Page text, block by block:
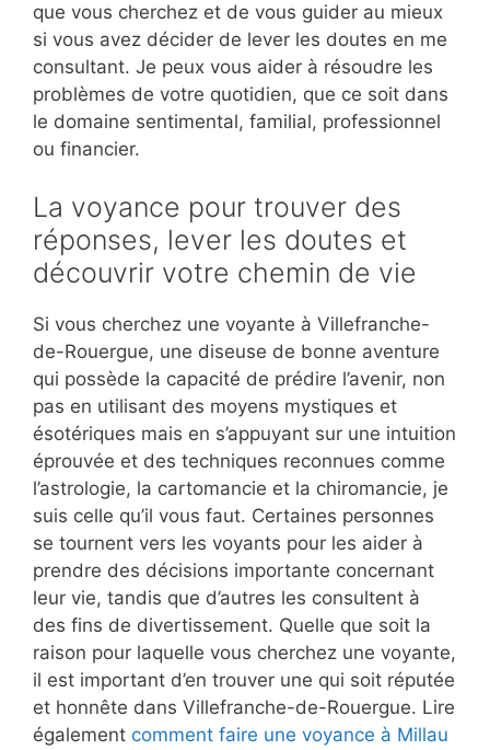
que vous cherchez et de vous guider au mieux
si vous avez décider de lever les doutes en me
consultant. Je peux vous aider à résoudre les
problèmes de votre quotidien, que ce soit dans
le domaine sentimental, familial, professionnel
ou financier.
La voyance pour trouver des
réponses, lever les doutes et
découvrir votre chemin de vie
Si vous cherchez une voyante à Villefranche-
de-Rouergue, une diseuse de bonne aventure
qui possède la capacité de prédire l’avenir, non
pas en utilisant des moyens mystiques et
ésotériques mais en s’appuyant sur une intuition
éprouvée et des techniques reconnues comme
l’astrologie, la cartomancie et la chiromancie, je
suis celle qu’il vous faut. Certaines personnes
se tournent vers les voyants pour les aider à
prendre des décisions importante concernant
leur vie, tandis que d’autres les consultent à
des fins de divertissement. Quelle que soit la
raison pour laquelle vous cherchez une voyante,
il est important d’en trouver une qui soit réputée
et honnête dans Villefranche-de-Rouergue. Lire
également comment faire une voyance à Millau